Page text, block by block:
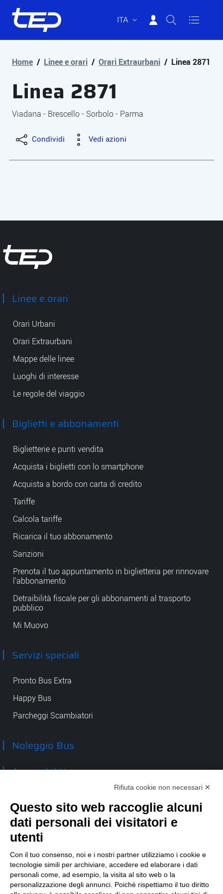
Tep - Trasporti pubblici ParmaITA
Home / Linee e orari / Orari Extraurbani / Linea 2871
Linea 2871
Viadana - Brescello - Sorbolo - Parma
Condividi Vedi azioni
Linee e orari
Orari Urbani
Orari Extraurbani
Mappe delle linee
Luoghi di interesse
Le regole del viaggio
Biglietti e abbonamenti
Biglietterie e punti vendita
Acquista i biglietti con lo smartphone
Acquista a bordo con carta di credito
Tariffe
Calcola tariffe
Ricarica il tuo abbonamento
Sanzioni
Prenota il tuo appuntamento in biglietteria per rinnovare
l'abbonamento
Detraibilità fiscale per gli abbonamenti al trasporto
pubblico
Mi Muovo
Servizi speciali
Pronto Bus Extra
Happy Bus
Parcheggi Scambiatori
Noleggio Bus
Accessibilità
TEP spa
Via Taro 12
43125 Parma
Tel. 0521.2141
E-mail:tep@tep.pr.it
Informazioni :info@tep.pr.it
Rifiuta cookie non necessari ✕
Questo sito web raccoglie alcuni
dati personali dei visitatori e
utenti
Con il tuo consenso, noi e i nostri partner utilizziamo i cookie e
tecnologie simili per archiviare, accedere ed elaborare i dati
personali come, ad esempio, la visita al sito web o la
personalizzazione degli annunci. Poiché rispettiamo il tuo diritto